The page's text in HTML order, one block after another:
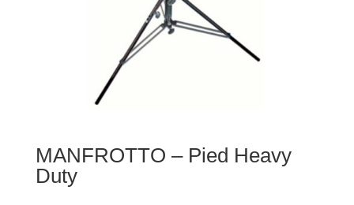
MANFROTTO – Pied Heavy
Duty